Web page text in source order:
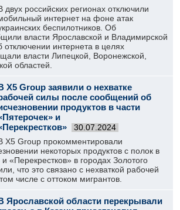
двух российских регионах отключили
интернет на фоне атак
беспилотников. Об
власти Ярославской и Владимирской
отключении интернета в целях
власти Липецкой, Воронежской,
областей.
X5 Group заявили о нехватке
силы после сообщений об
продуктов в части
и
30.07.2024
X5 Group прокомментировали
некоторых продуктов с полок в
«Перекрестков» в городах Золотого
что это связано с нехваткой рабочей
числе с оттоком мигрантов.
Ярославской области перекрывали